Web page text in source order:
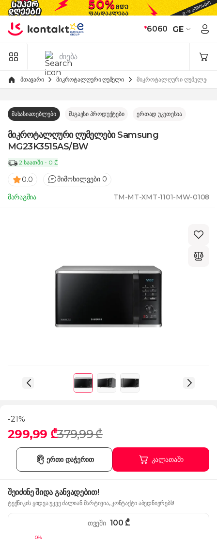
Skip to Content
*6060 GE
მთავარი მიკროტალღური ღუმელი მიკროტალღური ღუმელები
მახასიათებლები მსგავსი პროდუქტები ერთად უკეთესია
მიკროტალღური ღუმელები Samsung
MG23K3515AS/BW
2 საათში - 0 ₾
0.0 მიმოხილვები 0
მარაგშია TM-MT-XMT-1101-MW-0108
-21%
299,99 ₾379,99 ₾
კალათაში
ერთი დაჭერით
შეიძინე შიდა განვადებით!
ტექნიკის ყიდვა უკვე ძალიან მარტივია, კონტაქტი აბედნიერებს!
0%
თვეში 100₾